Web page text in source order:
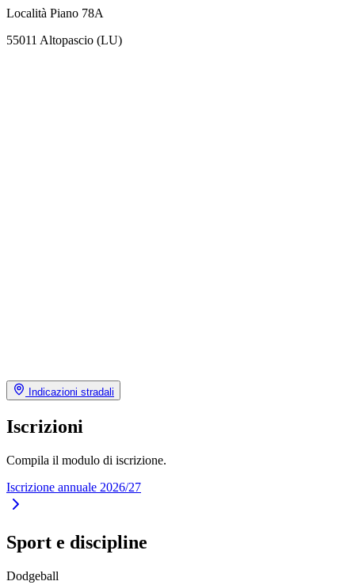
Località Piano 78A
55011 Altopascio (LU)
Indicazioni stradali
Iscrizioni
Compila il modulo di iscrizione.
Iscrizione annuale 2026/27
Sport e discipline
Dodgeball